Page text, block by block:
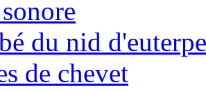
du nid d'euterpe
de chevet